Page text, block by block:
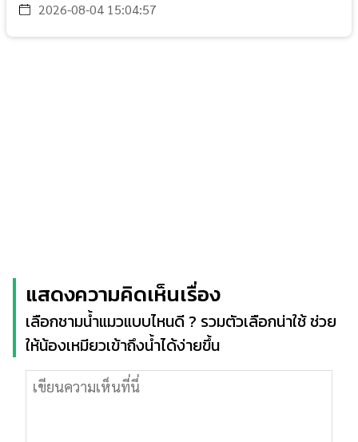
2026-08-04 15:04:57
แสดงความคิดเห็นเรื่อง
เลือกชามน้ำแมวแบบไหนดี ? รวมตัวเลือกน่าใช้ ช่วย
ให้น้องเหมียวเข้าถึงน้ำได้ง่ายขึ้น